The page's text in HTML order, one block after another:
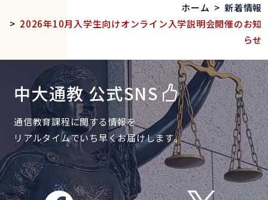
ホーム > 新着情報
> 2026年10月入学生向けオンライン入学説明会開催のお知
らせ
中大通教 公式SNS
通信教育課程に関する情報を
リアルタイムでいち早くお届けします。